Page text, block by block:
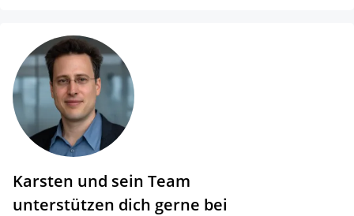
Karsten und sein Team
unterstützen dich gerne bei